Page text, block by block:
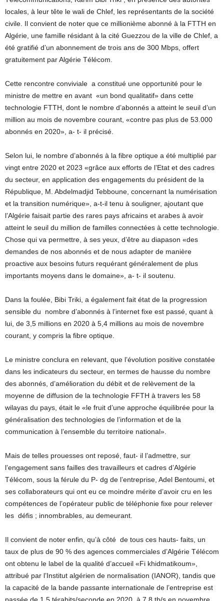
locales, à leur tête le wali de Chlef, les représentants de la société
civile. Il convient de noter que ce millionième abonné à la FTTH en
Algérie, une famille résidant à la cité Guezzou de la ville de Chlef, a
été gratifié d’un abonnement de trois ans de 300 Mbps, offert
gratuitement par Algérie Télécom.
Cette rencontre conviviale a constitué une opportunité pour le
ministre de mettre en avant «un bond qualitatif» dans cette
technologie FTTH, dont le nombre d’abonnés a atteint le seuil d’un
million au mois de novembre courant, «contre pas plus de 53.000
abonnés en 2020», a- t- il précisé.
Selon lui, le nombre d’abonnés à la fibre optique a été multiplié par
vingt entre 2020 et 2023 «grâce aux efforts de l’Etat et des cadres
du secteur, en application des engagements du président de la
République, M. Abdelmadjid Tebboune, concernant la numérisation
et la transition numérique», a-t-il tenu à souligner, ajoutant que
l’Algérie faisait partie des rares pays africains et arabes à avoir
atteint le seuil du million de familles connectées à cette technologie.
Chose qui va permettre, à ses yeux, d’être au diapason «des
demandes de nos abonnés et de nous adapter de manière
proactive aux besoins futurs requérant généralement de plus
importants moyens dans le domaine», a- t- il soutenu.
Dans la foulée, Bibi Triki, a également fait état de la progression
sensible du
nombre d’abonnés à l’internet fixe est passé, quant à
lui, de 3,5 millions en 2020 à 5,4 millions au mois de novembre
courant, y compris la fibre optique.
Le ministre conclura en relevant, que l’évolution positive constatée
dans les indicateurs du secteur, en termes de hausse du nombre
des abonnés, d’amélioration du débit et de relèvement de la
moyenne de diffusion de la technologie FFTH à travers les 58
wilayas du pays, était le «le fruit d’une approche équilibrée pour la
généralisation des technologies de l’information et de la
communication à l’ensemble du territoire national».
Mais de telles prouesses ont reposé, faut- il l’admettre, sur
l’engagement sans failles des travailleurs et cadres d’Algérie
Télécom, sous la férule du P- dg de l’entreprise, Adel Bentoumi, et
ses collaborateurs qui ont eu ce moindre mérite d’avoir cru en les
compétences de l’opérateur public de téléphonie fixe pour relever
les défis ; innombrables, au demeurant.
Il convient de noter enfin, qu’à côté de tous ces hauts- faits, un
taux de plus de 90 % des agences commerciales d’Algérie Télécom
ont obtenu le label de la qualité d’accueil «Fi khidmatikoum»,
attribué par l’Institut algérien de normalisation (IANOR), tandis que
la capacité de la bande passante internationale de l’entreprise est